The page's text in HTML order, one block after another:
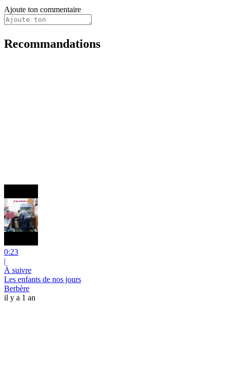
Ajoute ton commentaire
Recommandations
0:23
|
À suivre
Les enfants de nos jours
Berbère
il y a 1 an